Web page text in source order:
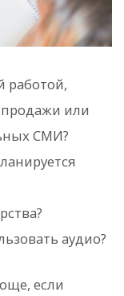
работой,
или
СМИ?
аудио?
если